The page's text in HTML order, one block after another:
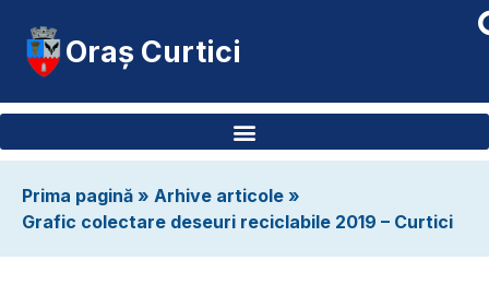
Oraș Curtici
Prima pagină » Arhive articole »
Grafic colectare deseuri reciclabile 2019 – Curtici